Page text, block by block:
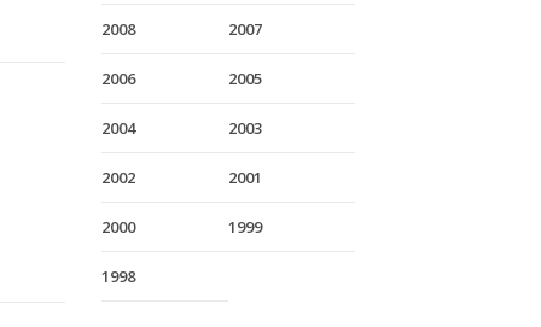
2008 2007
2006 2005
2004 2003
2002 2001
2000 1999
1998